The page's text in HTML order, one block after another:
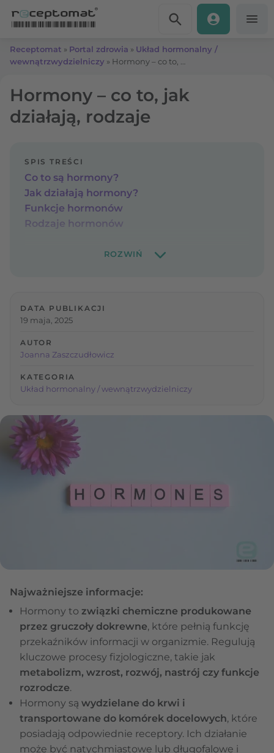
Receptomat » Portal zdrowia » Układ hormonalny /
wewnątrzwydzielniczy »
Hormony – co to, jak
działają, rodzaje
SPIS TREŚCI
Co to są hormony?
Jak działają hormony?
Funkcje hormonów
Rodzaje hormonów
DATA PUBLIKACJI
19 maja, 2025
AUTOR
Joanna Zaszczudłowicz
KATEGORIA
Układ hormonalny / wewnątrzwydzielniczy
Najważniejsze informacje:
Hormony to związki chemiczne produkowane
przez gruczoły dokrewne, które pełnią funkcję
przekaźników informacji w organizmie. Regulują
kluczowe procesy fizjologiczne, takie jak
metabolizm, wzrost, rozwój, nastrój czy funkcje
rozrodcze.
Hormony są wydzielane do krwi i
transportowane do komórek docelowych, które
posiadają odpowiednie receptory. Ich działanie
może być natychmiastowe lub długofalowe i